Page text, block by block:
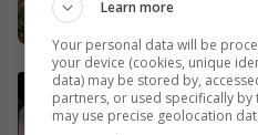
Learn more
Your personal data will be
your device (cookies, unique
data) may be stored by,
partners, or used specifically
may use precise geolocation